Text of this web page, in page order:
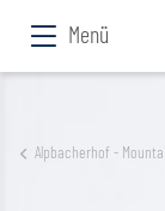
Menü
Alpbacherhof -